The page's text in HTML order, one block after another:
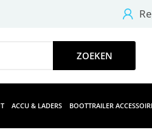
ACCU & LADERS BOOTTRAILER